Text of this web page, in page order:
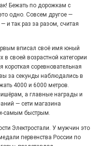
Бежать по дорожкам с
одно. Совсем другое —
и так раз за разом, считая
вписал своё имя юный
своей возрастной категории
соревновательная
за секунды наблюдались в
4000 и 6000 метров.
а главные награды и
— сети магазина
самым быстрым.
Электростали. У мужчин это
первенства России по